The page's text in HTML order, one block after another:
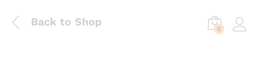
Back to Shop
0